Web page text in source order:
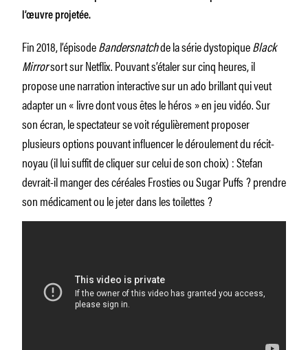
l’œuvre projetée.
Fin 2018, l’épisodeBandersnatchde la série dystopiqueBlack
Mirrorsort sur Netflix. Pouvant s’étaler sur cinq heures, il
propose une narration interactive sur un ado brillant qui veut
adapter un « livre dont vous êtes le héros » en jeu vidéo. Sur
son écran, le spectateur se voit régulièrement proposer
plusieurs options pouvant influencer le déroulement du récit-
noyau (il lui suffit de cliquer sur celui de son choix) : Stefan
devrait-il manger des céréales Frosties ou Sugar Puffs ? prendre
son médicament ou le jeter dans les toilettes ?